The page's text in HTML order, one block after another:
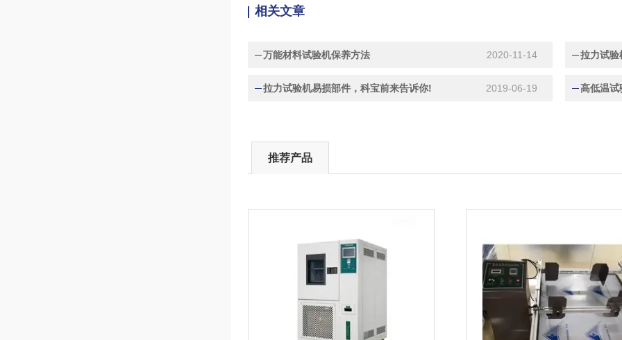
相关文章
万能材料试验机保养方法 2020-11-14 拉力试验
拉力试验机易损部件，科宝前来告诉你! 2019-06-19 高低温试
推荐产品